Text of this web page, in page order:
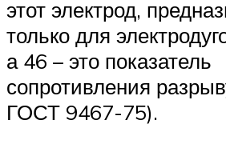
этот электрод,
только для
а 46 – это показатель
сопротивления
ГОСТ 9467-75).